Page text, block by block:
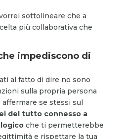
sottolineare che a
più collaborativa che
impediscono di
al fatto di dire no sono
sulla propria persona
se stessi sul
del tutto connesso a
che ti permetterebbe
e rispettare la tua